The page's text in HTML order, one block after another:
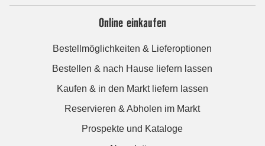
Online einkaufen
Bestellmöglichkeiten & Lieferoptionen
Bestellen & nach Hause liefern lassen
Kaufen & in den Markt liefern lassen
Reservieren & Abholen im Markt
Prospekte und Kataloge